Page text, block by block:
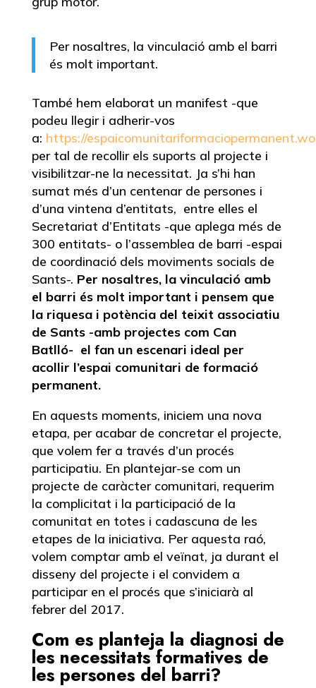
Per nosaltres, la vinculació amb el barri
és molt important.
També hem elaborat un manifest -que
podeu llegir i adherir-vos
a: https://
per tal de recollir els suports al projecte i
visibilitzar-ne la necessitat. Ja s’hi han
sumat més d’un centenar de persones i
d’una vintena d’entitats, entre elles el
Secretariat d’Entitats -que aplega més de
300 entitats- o l’assemblea de barri -espai
de coordinació dels moviments socials de
Sants-. Per nosaltres, la vinculació amb
el barri és molt important i pensem que
la riquesa i potència del teixit associatiu
de Sants -amb projectes com Can
Batlló- el fan un escenari ideal per
acollir l’espai comunitari de formació
permanent.
En aquests moments, iniciem una nova
etapa, per acabar de concretar el projecte,
que volem fer a través d’un procés
participatiu. En plantejar-se com un
projecte de caràcter comunitari, requerim
la complicitat i la participació de la
comunitat en totes i cadascuna de les
etapes de la iniciativa. Per aquesta raó,
volem comptar amb el veïnat, ja durant el
disseny del projecte i el convidem a
participar en el procés que s’iniciarà al
febrer del 2017.
Com es planteja la diagnosi de
les necessitats formatives de
les persones del barri?